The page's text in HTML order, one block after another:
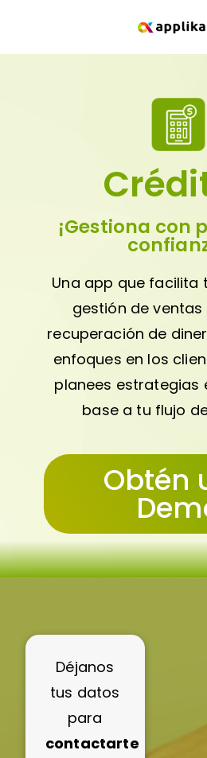
¡Gestiona con
Una app que facilita
gestión de
recuperación de
enfoques en los
planees estrategias
base a tu flujo
Obtén
Déjanos
tus datos
para
contactarte